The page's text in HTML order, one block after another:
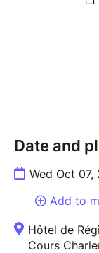
Date and
Wed Oct 07,
Add to
Hôtel de
Cours